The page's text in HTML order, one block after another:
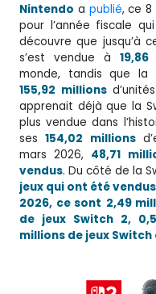
Nintendo a publié, ce 8
pour l’année fiscale
découvre que jusqu’à
s’est vendue à
monde, tandis que la
155,92 millions
apprenait déjà que la
plus vendue dans
ses154,02 millions
mars 2026, 48,71
vendus. Du côté de la
jeux qui ont été vendus
2026, ce sont 2,49
de jeux Switch 2,
millions de jeux